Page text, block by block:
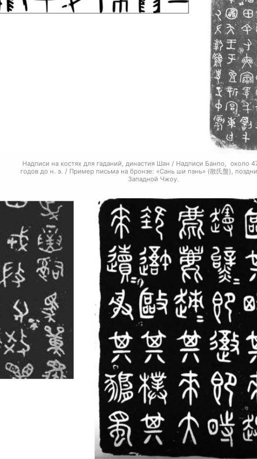
Надписи на костях для гаданий, династия Шан / Надписи Банпо, около
годов до н. э. / Пример письма на бронзе: «Сань ши пань» (散氏盤),
Западной Чжоу.